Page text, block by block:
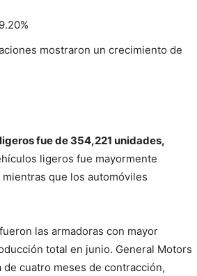
mostraron un crecimiento de
fue de 354,221 unidades,
ligeros fue mayormente
que los automóviles
las armadoras con mayor
total en junio. General Motors
cuatro meses de contracción,